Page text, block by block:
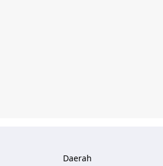
Daerah